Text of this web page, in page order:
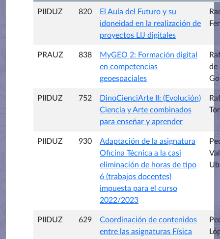
PIIDUZ 820
El Aula del Futuro y su
idoneidad en la realización de
proyectos LIJ digitales
PRAUZ 838
MyGEO 2: Formación digital
en competencias
geoespaciales
de
PIIDUZ 752
DinoCienciArte II: (Evolución)
Ciencia y Arte combinados
para enseñar y aprender
PIIDUZ 930
Adaptación de la asignatura
Oficina Técnica a la casi
eliminación de horas de tipo
6 (trabajos docentes)
impuesta para el curso
2022/2023
PIIDUZ 629
Coordinación de contenidos
entre las asignaturas Física